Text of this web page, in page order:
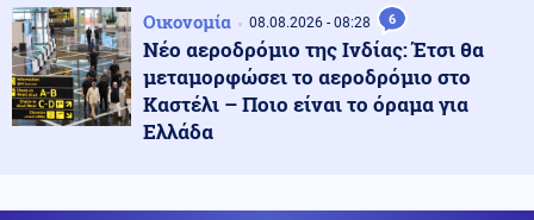
Κόσμος 08.08.2026 - 22:53
Η Τουρκία ζητά "μορατόριουμ" Ρωσίας - Ουκρανίας
στις επιθέσεις κατά εμπορικών πλοίων στη Μαύρη
Θάλασσα
Οικονομία 08.08.2026 - 08:28 6
Νέο αεροδρόμιο της Ινδίας: Έτσι θα
μεταμορφώσει το αεροδρόμιο στο
Καστέλι – Ποιο είναι το όραμα για
Ελλάδα